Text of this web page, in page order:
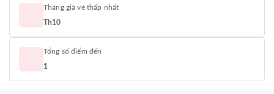
Tháng giá vé thấp nhất
Th10
Tổng số điểm đến
1